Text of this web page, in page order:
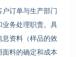
订单与生产部门
务处理职责。具
资料（样品的效
料的确定和成本